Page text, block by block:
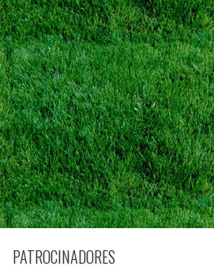
PATROCINADORES